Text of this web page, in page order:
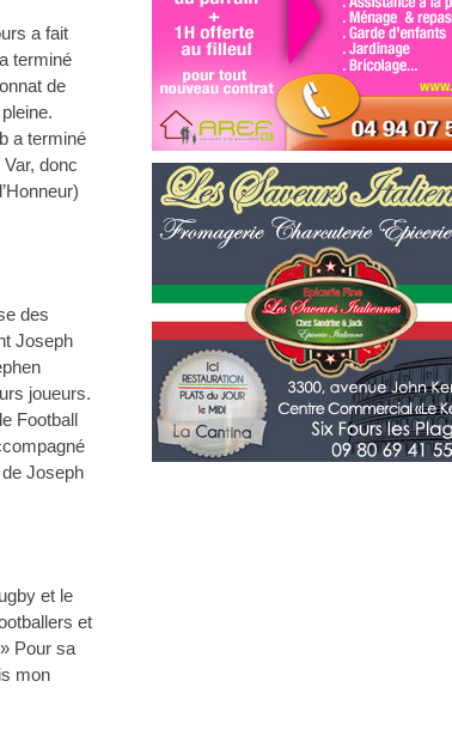
a fait
terminé
de
a terminé
donc
des
Joseph
joueurs.
Football
Joseph
et le
et
Pour sa
mon